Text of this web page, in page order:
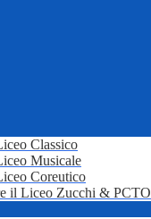
Classico
Musicale
Coreutico
il Liceo Zucchi & PCTO